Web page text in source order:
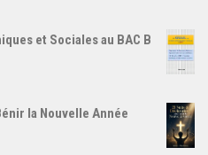
et Sociales au BAC B
la Nouvelle Année